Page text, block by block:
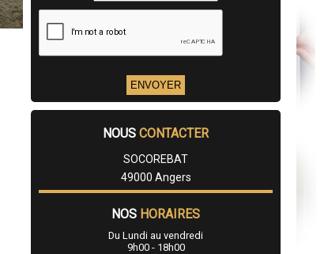
NOUS CONTACTER
SOCOREBAT
49000 Angers
NOS HORAIRES
Du Lundi au vendredi
9h00 - 18h00